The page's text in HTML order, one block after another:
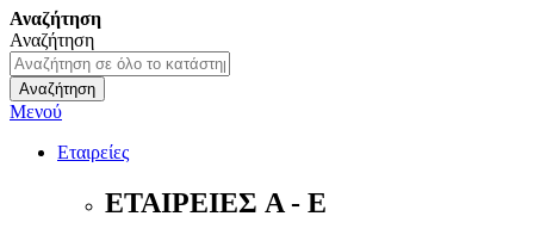
Αναζήτηση
Αναζήτηση
Αναζήτηση
Μενού
Εταιρείες
ΕΤΑΙΡΕΙΕΣ A - E